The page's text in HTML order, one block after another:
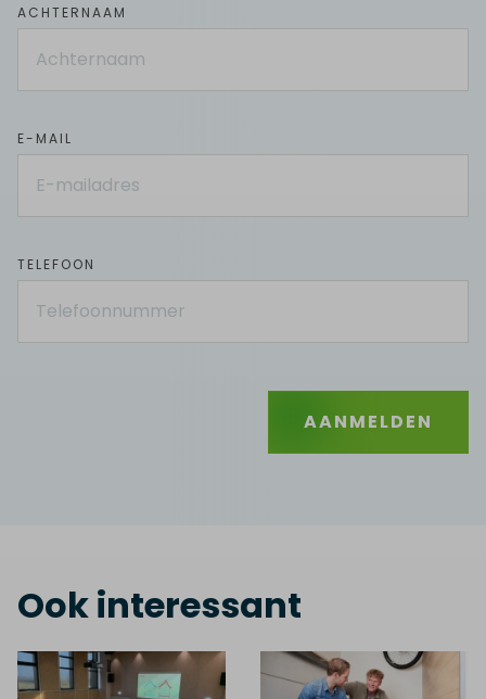
ACHTERNAAM
E-MAIL
TELEFOON
AANMELDEN
Ook interessant